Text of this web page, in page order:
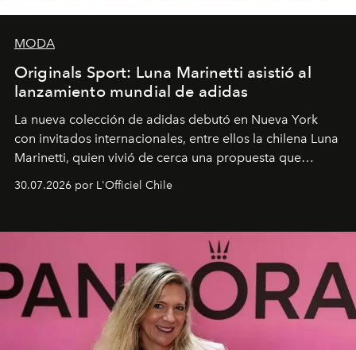
MODA
Originals Sport: Luna Marinetti asistió al
lanzamiento mundial de adidas
La nueva colección de adidas debutó en Nueva York
con invitados internacionales, entre ellos la chilena Luna
Marinetti, quien vivió de cerca una propuesta que
30.07.2026 por L'Officiel Chile